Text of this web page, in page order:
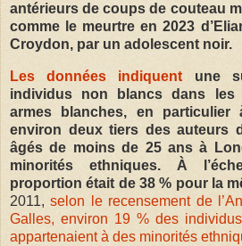
antérieurs de coups de couteau
comme le meurtre en 2023
Croydon, par un adolescent noir.
Les données indiquent une
individus non blancs dans les
armes blanches, en particulier
environ deux tiers des auteurs
âgés de moins de 25 ans à
minorités ethniques. À
proportion était de 38 % pour la
2011,selon le recensement de
Galles, environ 19 % des
appartenaient à des minorités